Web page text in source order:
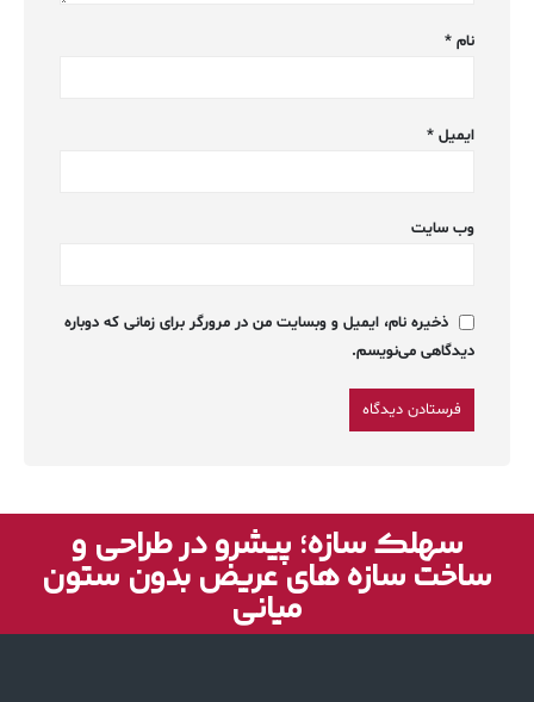
نام *
ایمیل *
وب‌ سایت
ذخیره نام، ایمیل و وبسایت من در مرورگر برای زمانی که دوباره
دیدگاهی می‌نویسم.
سهلک سازه؛ پیشرو در طراحی و
ساخت سازه های عریض بدون ستون
میانی